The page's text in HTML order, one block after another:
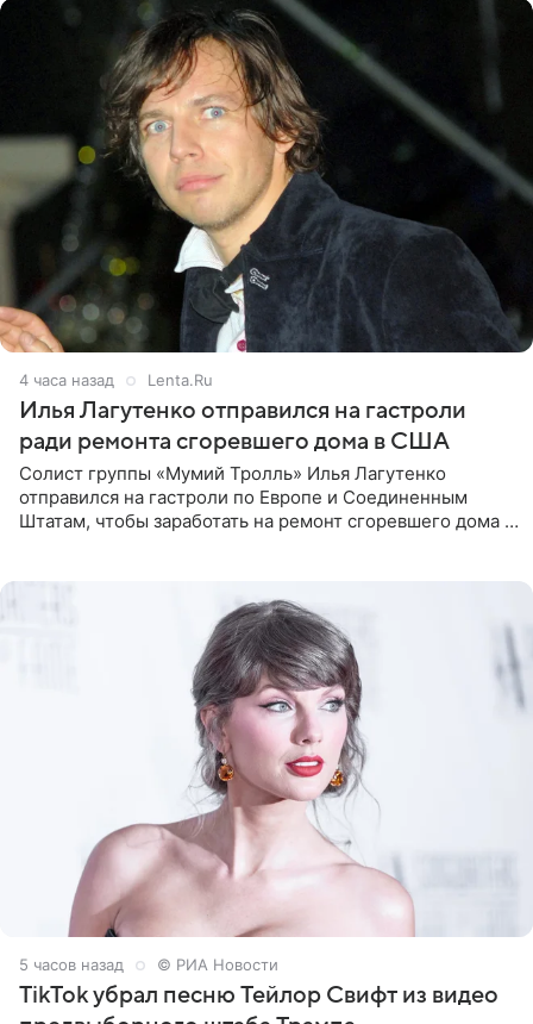
4 часа назад Lenta.Ru
Илья Лагутенко отправился на гастроли
ради ремонта сгоревшего дома в США
Солист группы «Мумий Тролль» Илья Лагутенко
отправился на гастроли по Европе и Соединенным
Штатам, чтобы заработать на ремонт сгоревшего дома в
5 часов назад © РИА Новости
TikTok убрал песню Тейлор Свифт из видео